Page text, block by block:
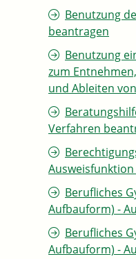
Benutzung
beantragen
Benutzung
zum
und Ableiten
Verfahren
Berufliches
Aufbauform) -
Berufliches
Aufbauform) -